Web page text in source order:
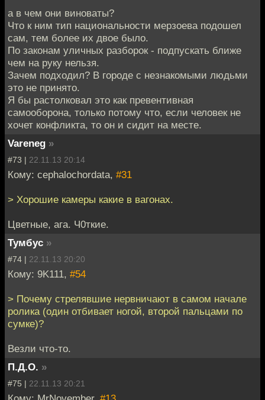
а в чем они виноваты?
Что к ним тип национальности мерзоева подошел
сам, тем более их двое было.
По законам уличных разборок - подпускать ближе
чем на руку нельзя.
Зачем подходил? В городе с незнакомыми людьми
это не принято.
Я бы растолковал это как превентивная
самооборона, только потому что, если человек не
хочет конфликта, то он и сидит на месте.
Vareneg »
#73 | 22.11.13 20:14
Кому: cephalochordata, #31
> Хорошие камеры какие в вагонах.
Цветные, ага. Ч0ткие.
Тумбус »
#74 | 22.11.13 20:20
Кому: 9K111, #54
> Почему стрелявшие нервничают в самом начале
ролика (один отбивает ногой, второй пальцами по
сумке)?
Везли что-то.
П.Д.О. »
#75 | 22.11.13 20:21